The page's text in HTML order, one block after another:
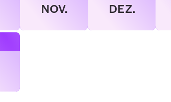
NOV.
DEZ.